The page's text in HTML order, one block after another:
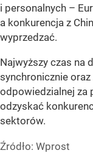
i personalnych –
a konkurencja z
wyprzedzać.
Najwyższy czas na
synchronicznie
odpowiedzialnej za
odzyskać
sektorów.
Źródło: Wprost